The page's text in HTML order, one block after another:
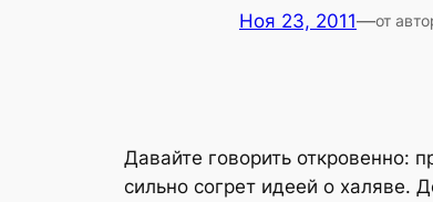
Ноя 23, 2011—от
Давайте говорить откровенно:
сильно согрет идеей о халяве.